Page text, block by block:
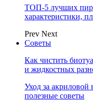
ТОП-5 лучших
характеристики,
Prev Next
Советы
Как чистить
и жидкостных
Уход за
полезные советы